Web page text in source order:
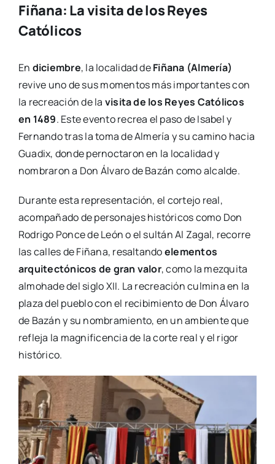
Fiñana: La visita de los Reyes
Católicos
En diciembre, la localidad deFiñana (Almería)
revive uno de sus momentos más importantes con
la recreación de la visita de los Reyes Católicos
en 1489. Este evento recrea el paso de Isabel y
Fernando tras la toma de Almería y su camino hacia
Guadix, donde pernoctaron en la localidad y
nombraron a Don Álvaro de Bazán como alcalde.
Durante esta representación, el cortejo real,
acompañado de personajes históricos como Don
Rodrigo Ponce de León o el sultán Al Zagal, recorre
las calles de Fiñana, resaltandoelementos
arquitectónicos de gran valor, como la mezquita
almohade del siglo XII. La recreación culmina en la
plaza del pueblo con el recibimiento de Don Álvaro
de Bazán y su nombramiento, en un ambiente que
refleja la magnificencia de la corte real y el rigor
histórico.